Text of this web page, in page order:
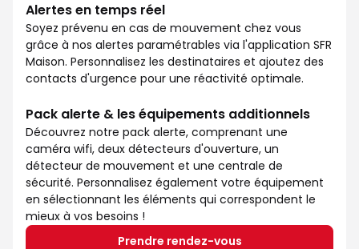
Alertes en temps réel
Soyez prévenu en cas de mouvement chez vous
grâce à nos alertes paramétrables via l'application SFR
Maison. Personnalisez les destinataires et ajoutez des
contacts d'urgence pour une réactivité optimale.
Pack alerte & les équipements additionnels
Découvrez notre pack alerte, comprenant une
caméra wifi, deux détecteurs d'ouverture, un
détecteur de mouvement et une centrale de
sécurité. Personnalisez également votre équipement
en sélectionnant les éléments qui correspondent le
mieux à vos besoins !
Prendre rendez-vous